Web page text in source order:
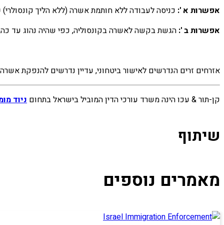
אפשרות א': כניסה לעבודה ללא חותמת אשרה (ללא הליך
אפשרות ב': הגשת בקשה לאשרה בקונסוליה, כפי שהיה נהוג עד
אזרחים זרים הנדרשים לאישור ביטחוני, עדיין נדרשים להנפקת
קן-תור & עכו הינה משרד עורכי הדין המוביל בישראל בתחום ניוד
שיתוף
מאמרים נוספים